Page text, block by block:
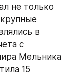
не только
в
с
Мельника
15